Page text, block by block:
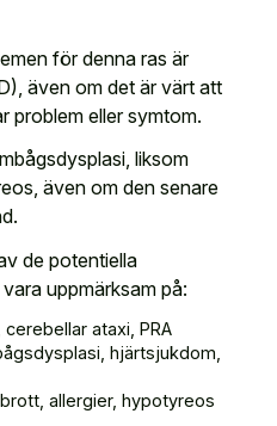
för denna ras är
även om det är värt att
problem eller symtom.
liksom
även om den senare
de potentiella
uppmärksam på:
cerebellar ataxi, PRA
hjärtsjukdom,
allergier, hypotyreos